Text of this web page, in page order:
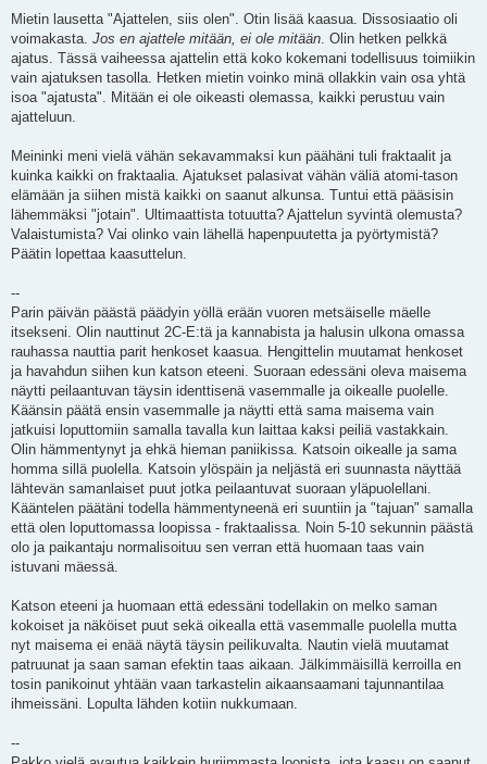
Mietin lausetta "Ajattelen, siis olen". Otin lisää kaasua. Dissosiaatio oli
voimakasta. Jos en ajattele mitään, ei ole mitään. Olin hetken pelkkä
ajatus. Tässä vaiheessa ajattelin että koko kokemani todellisuus toimiikin
vain ajatuksen tasolla. Hetken mietin voinko minä ollakkin vain osa yhtä
isoa "ajatusta". Mitään ei ole oikeasti olemassa, kaikki perustuu vain
ajatteluun.
Meininki meni vielä vähän sekavammaksi kun päähäni tuli fraktaalit ja
kuinka kaikki on fraktaalia. Ajatukset palasivat vähän väliä atomi-tason
elämään ja siihen mistä kaikki on saanut alkunsa. Tuntui että pääsisin
lähemmäksi "jotain". Ultimaattista totuutta? Ajattelun syvintä olemusta?
Valaistumista? Vai olinko vain lähellä hapenpuutetta ja pyörtymistä?
Päätin lopettaa kaasuttelun.
--
Parin päivän päästä päädyin yöllä erään vuoren metsäiselle mäelle
itsekseni. Olin nauttinut 2C-E:tä ja kannabista ja halusin ulkona omassa
rauhassa nauttia parit henkoset kaasua. Hengittelin muutamat henkoset
ja havahdun siihen kun katson eteeni. Suoraan edessäni oleva maisema
näytti peilaantuvan täysin identtisenä vasemmalle ja oikealle puolelle.
Käänsin päätä ensin vasemmalle ja näytti että sama maisema vain
jatkuisi loputtomiin samalla tavalla kun laittaa kaksi peiliä vastakkain.
Olin hämmentynyt ja ehkä hieman paniikissa. Katsoin oikealle ja sama
homma sillä puolella. Katsoin ylöspäin ja neljästä eri suunnasta näyttää
lähtevän samanlaiset puut jotka peilaantuvat suoraan yläpuolellani.
Kääntelen päätäni todella hämmentyneenä eri suuntiin ja "tajuan" samalla
että olen loputtomassa loopissa - fraktaalissa. Noin 5-10 sekunnin päästä
olo ja paikantaju normalisoituu sen verran että huomaan taas vain
istuvani mäessä.
Katson eteeni ja huomaan että edessäni todellakin on melko saman
kokoiset ja näköiset puut sekä oikealla että vasemmalle puolella mutta
nyt maisema ei enää näytä täysin peilikuvalta. Nautin vielä muutamat
patruunat ja saan saman efektin taas aikaan. Jälkimmäisillä kerroilla en
tosin panikoinut yhtään vaan tarkastelin aikaansaamani tajunnantilaa
ihmeissäni. Lopulta lähden kotiin nukkumaan.
--